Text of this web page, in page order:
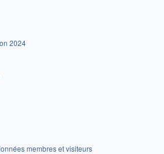
2024
membres et visiteurs